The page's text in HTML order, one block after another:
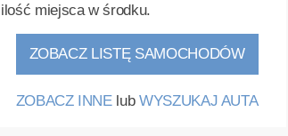
ilość miejsca w środku.
ZOBACZ LISTĘ SAMOCHODÓW
ZOBACZ INNElub WYSZUKAJ AUTA